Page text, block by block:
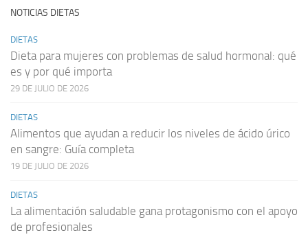
NOTICIAS DIETAS
DIETAS
Dieta para mujeres con problemas de salud hormonal: qué
es y por qué importa
29 DE JULIO DE 2026
DIETAS
Alimentos que ayudan a reducir los niveles de ácido úrico
en sangre: Guía completa
19 DE JULIO DE 2026
DIETAS
La alimentación saludable gana protagonismo con el apoyo
de profesionales